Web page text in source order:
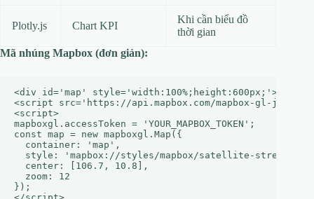
Plotly.js Chart KPI
Khi cần biểu đồ
thời gian
Mã nhúng Mapbox (đơn giản):
<div id='map' style='width:100%;height:600px;'></div>
<script src='https://api.mapbox.com/mapbox-gl-js/
<script>
mapboxgl.accessToken = 'YOUR_MAPBOX_TOKEN';
const map = new mapboxgl.Map({
  container: 'map',
style: 'mapbox://styles/mapbox/satellite-streets-
  center: [106.7, 10.8],
  zoom: 12
});